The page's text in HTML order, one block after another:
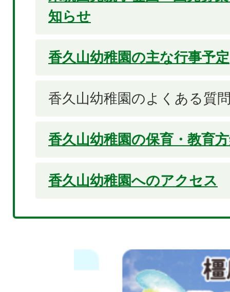
知らせ
香久山幼稚園の主な行事予定
香久山幼稚園のよくある質
香久山幼稚園の保育・教育
香久山幼稚園へのアクセス